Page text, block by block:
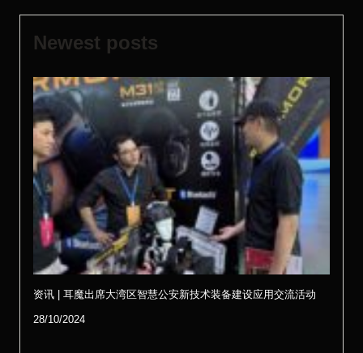
Newest posts
资讯 | 耳魔出席大湾区智慧公安新技术装备建设应用交流活动
28/10/2024